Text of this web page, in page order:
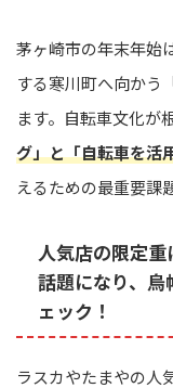
茅ヶ崎市の年末年始
する寒川町へ向かう
ます。自転車文化が
グ」と「自転車を活
えるための最重要課
人気店の限定
話題になり、
ェック！
ラスカやたまやの人